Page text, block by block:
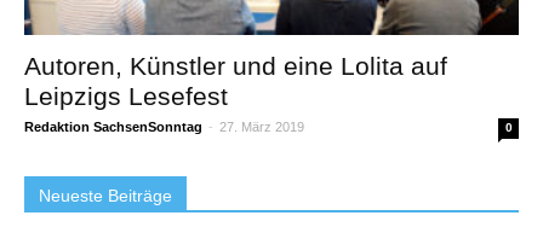
Autoren, Künstler und eine Lolita auf
Leipzigs Lesefest
Redaktion SachsenSonntag - 27. März 2019 0
Neueste Beiträge